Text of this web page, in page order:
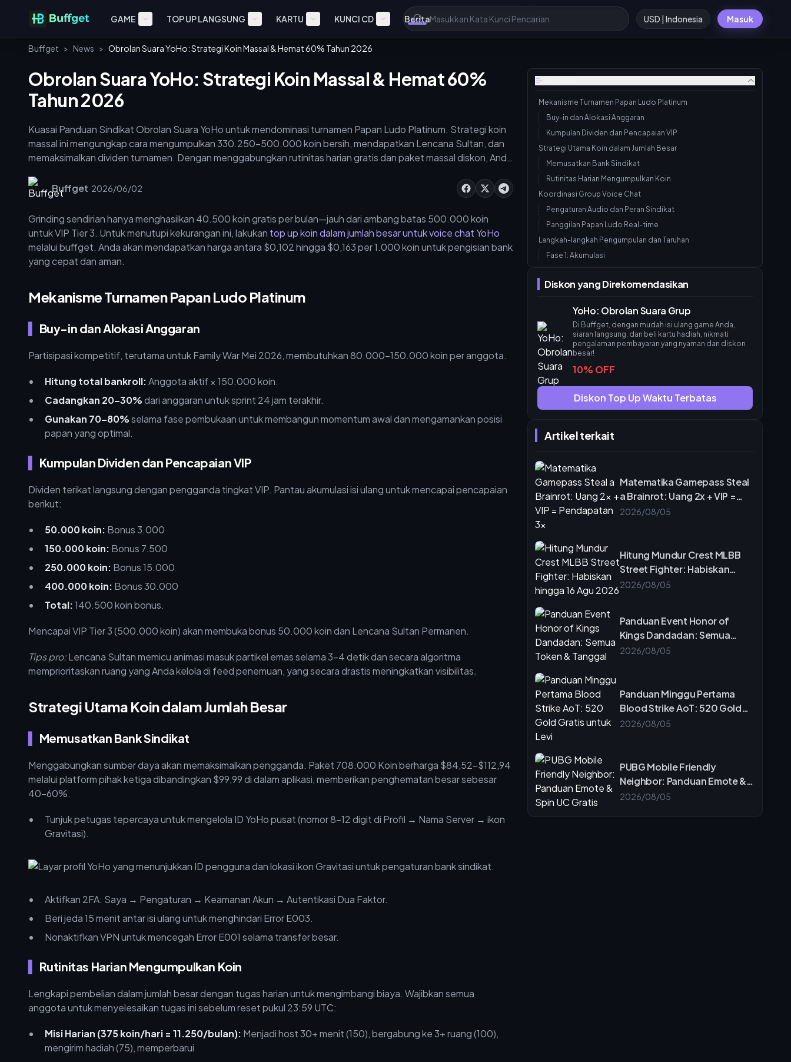
GAME TOP UP LANGSUNG KARTU KUNCI CD Berita USD | Indonesia Masuk
Buffget > News > Obrolan Suara YoHo: Strategi Koin Massal & Hemat 60% Tahun 2026
Mekanisme Turnamen Papan Ludo Platinum
Buy-in dan Alokasi Anggaran
Kumpulan Dividen dan Pencapaian VIP
Strategi Utama Koin dalam Jumlah Besar
Memusatkan Bank Sindikat
Rutinitas Harian Mengumpulkan Koin
Koordinasi Group Voice Chat
Pengaturan Audio dan Peran Sindikat
Panggilan Papan Ludo Real-time
Langkah-langkah Pengumpulan dan Taruhan
Fase 1: Akumulasi
Pertanian Solo vs. Strategi Sindikat Besar
Mitigasi Risiko
Kesalahpahaman Dividen Ludo
Mitos Batas Dividen
Sinergi Voice Chat
Memanfaatkan buffget untuk Manajemen Sindikat
Pelacakan dan Optimalisasi
Daftar Periksa Akhir dan Langkah Selanjutnya
Bergabung dengan Komunitas buffget
Diskon yang Direkomendasikan
YoHo: Obrolan Suara Grup
Di Buffget, dengan mudah isi ulang game Anda,
siaran langsung, dan beli kartu hadiah, nikmati
pengalaman pembayaran yang nyaman dan diskon
besar!
10% OFF
Diskon Top Up Waktu Terbatas
Artikel terkait
Matematika Gamepass Steal
a Brainrot: Uang 2x + VIP =
Pendapatan 3x
2026/08/05
Hitung Mundur Crest MLBB
Street Fighter: Habiskan
hingga 16 Agu 2026
2026/08/05
Panduan Event Honor of
Kings Dandadan: Semua
Token & Tanggal
2026/08/05
Panduan Minggu Pertama
Blood Strike AoT: 520 Gold
Gratis untuk Levi
2026/08/05
PUBG Mobile Friendly
Neighbor: Panduan Emote &
Spin UC Gratis
2026/08/05
Obrolan Suara YoHo: Strategi Koin Massal & Hemat 60%
Tahun 2026
Kuasai Panduan Sindikat Obrolan Suara YoHo untuk mendominasi turnamen Papan Ludo Platinum. Strategi koin
massal ini mengungkap cara mengumpulkan 330.250–500.000 koin bersih, mendapatkan Lencana Sultan, dan
memaksimalkan dividen turnamen. Dengan menggabungkan rutinitas harian gratis dan paket massal diskon, Anda
Buffget·2026/06/02
Grinding sendirian hanya menghasilkan 40.500 koin gratis per bulan—jauh dari ambang batas 500.000 koin
untuk VIP Tier 3. Untuk menutupi kekurangan ini, lakukan top up koin dalam jumlah besar untuk voice chat YoHo
melalui buffget. Anda akan mendapatkan harga antara $0,102 hingga $0,163 per 1.000 koin untuk pengisian bank
yang cepat dan aman.
Mekanisme Turnamen Papan Ludo Platinum
Buy-in dan Alokasi Anggaran
Partisipasi kompetitif, terutama untuk Family War Mei 2026, membutuhkan 80.000–150.000 koin per anggota.
Hitung total bankroll:Anggota aktif × 150.000 koin.
Cadangkan 20–30%dari anggaran untuk sprint 24 jam terakhir.
Gunakan 70–80%selama fase pembukaan untuk membangun momentum awal dan mengamankan posisi
papan yang optimal.
Kumpulan Dividen dan Pencapaian VIP
Dividen terikat langsung dengan pengganda tingkat VIP. Pantau akumulasi isi ulang untuk mencapai pencapaian
berikut:
50.000 koin: Bonus 3.000
150.000 koin: Bonus 7.500
250.000 koin: Bonus 15.000
400.000 koin: Bonus 30.000
Total:140.500 koin bonus.
Mencapai VIP Tier 3 (500.000 koin) akan membuka bonus 50.000 koin dan Lencana Sultan Permanen.
Tips pro:Lencana Sultan memicu animasi masuk partikel emas selama 3–4 detik dan secara algoritma
memprioritaskan ruang yang Anda kelola di feed penemuan, yang secara drastis meningkatkan visibilitas.
Strategi Utama Koin dalam Jumlah Besar
Memusatkan Bank Sindikat
Menggabungkan sumber daya akan memaksimalkan pengganda. Paket 708.000 Koin berharga $84,52–$112,94
melalui platform pihak ketiga dibandingkan $99,99 di dalam aplikasi, memberikan penghematan besar sebesar
40–60%.
Tunjuk petugas tepercaya untuk mengelola ID YoHo pusat (nomor 8–12 digit di Profil → Nama Server → ikon
Gravitasi).
Aktifkan 2FA: Saya → Pengaturan → Keamanan Akun → Autentikasi Dua Faktor.
Beri jeda 15 menit antar isi ulang untuk menghindari Error E003.
Nonaktifkan VPN untuk mencegah Error E001 selama transfer besar.
Rutinitas Harian Mengumpulkan Koin
Lengkapi pembelian dalam jumlah besar dengan tugas harian untuk mengimbangi biaya. Wajibkan semua
anggota untuk menyelesaikan tugas ini sebelum reset pukul 23:59 UTC:
Misi Harian (375 koin/hari = 11.250/bulan): Menjadi host 30+ menit (150), bergabung ke 3+ ruang (100),
mengirim hadiah (75), memperbarui